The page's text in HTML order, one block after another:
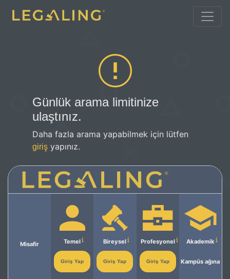
Günlük arama limitinize
ulaştınız.
Daha fazla arama yapabilmek için lütfen
giriş yapınız.
Misafir Temel
Giriş Yap
Bireysel
Giriş Yap
Profesyonel
Giriş Yap
Akademik
Kampüs ağına